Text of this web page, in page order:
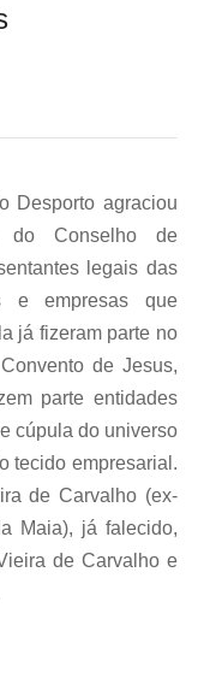
Desporto agraciou
do Conselho de
legais das
e empresas que
já fizeram parte no
de Jesus,
parte entidades
cúpula do universo
tecido empresarial.
de Carvalho (ex-
Maia), já falecido,
de Carvalho e